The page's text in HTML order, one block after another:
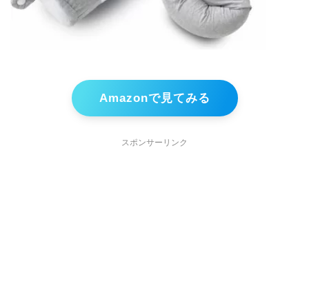
Amazonで見てみる
スポンサーリンク